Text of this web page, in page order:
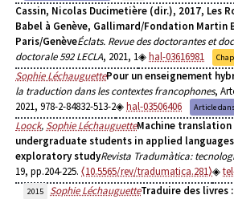
Cassin, Nicolas Ducimetière (dir.), 2017, Les
Babel à Genève, Gallimard/Fondation Martin
Paris/GenèveÉclats. Revue des doctorantes et
doctorale 592 LECLA, 2021, 1 hal-03616981
Sophie LéchauguettePour un enseignement
la traduction dans les contextes francophones,
2021, 978-2-84832-513-2
hal-03506406 Article
Loock, Sophie LéchauguetteMachine
undergraduate students in applied
exploratory studyRevista Tradumàtica:
19, pp.204-225. ⟨10.5565/rev/tradumatica.281⟩
2015
Sophie LéchauguetteTraduire des livres